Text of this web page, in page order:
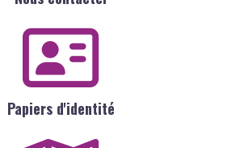
Papiers d'identité